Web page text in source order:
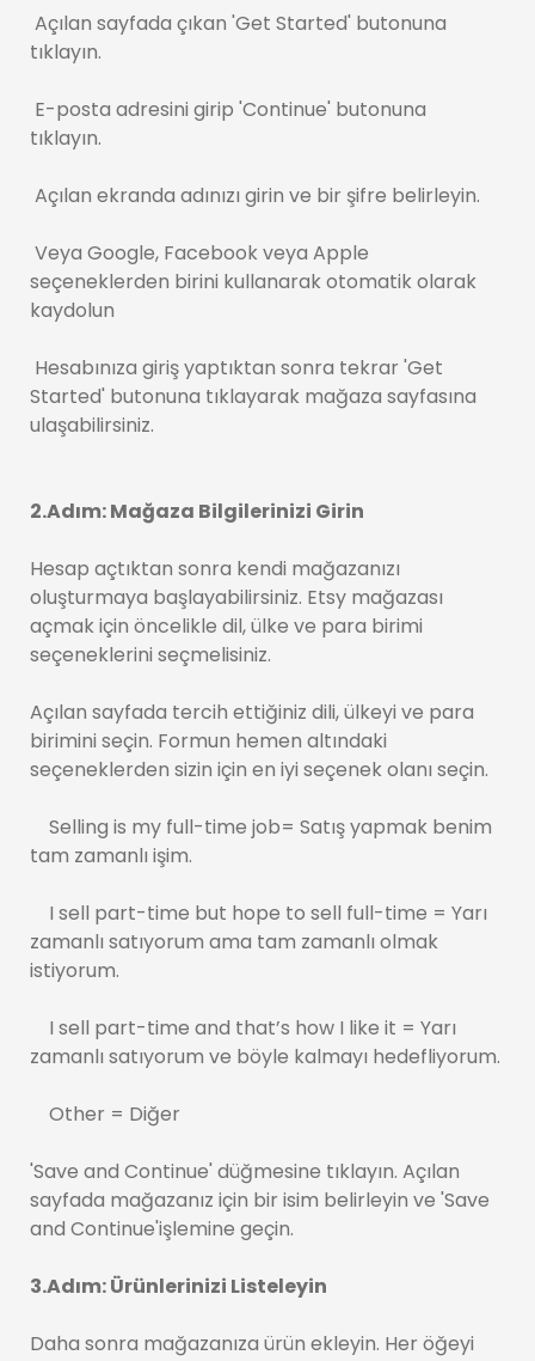
Açılan sayfada çıkan 'Get Started' butonuna
tıklayın.
E-posta adresini girip 'Continue' butonuna
tıklayın.
Açılan ekranda adınızı girin ve bir şifre belirleyin.
Veya Google, Facebook veya Apple
seçeneklerden birini kullanarak otomatik olarak
kaydolun
Hesabınıza giriş yaptıktan sonra tekrar 'Get
Started' butonuna tıklayarak mağaza ​​sayfasına
ulaşabilirsiniz.
2.Adım: Mağaza Bilgilerinizi Girin
Hesap açtıktan sonra kendi mağazanızı
oluşturmaya başlayabilirsiniz. Etsy mağazası
açmak için öncelikle dil, ülke ve para birimi
seçeneklerini seçmelisiniz.
Açılan sayfada tercih ettiğiniz dili, ülkeyi ve para
birimini seçin. Formun hemen altındaki
seçeneklerden sizin için en iyi seçenek olanı seçin.
Selling is my full-time job= Satış yapmak benim
tam zamanlı işim.
I sell part-time but hope to sell full-time = Yarı
zamanlı satıyorum ama tam zamanlı olmak
istiyorum.
I sell part-time and that’s how I like it = Yarı
zamanlı satıyorum ve böyle kalmayı hedefliyorum.
Other = Diğer
'Save and Continue' düğmesine tıklayın. Açılan
sayfada mağazanız için bir isim belirleyin ve 'Save
and Continue'işlemine geçin.
3.Adım: Ürünlerinizi Listeleyin
Daha sonra mağazanıza ürün ekleyin. Her öğeyi